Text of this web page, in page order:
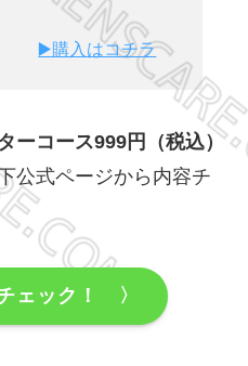
▶️購入はコチラ
ーコース999円（税込）
公式ページから内容チ
ェック！ 〉